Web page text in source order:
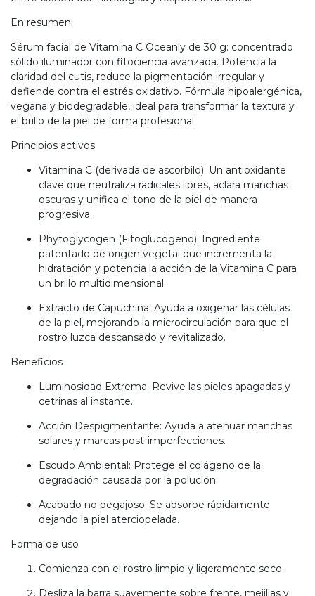
En resumen
Sérum facial de Vitamina C Oceanly de 30 g: concentrado
sólido iluminador con fitociencia avanzada. Potencia la
claridad del cutis, reduce la pigmentación irregular y
defiende contra el estrés oxidativo. Fórmula hipoalergénica,
vegana y biodegradable, ideal para transformar la textura y
el brillo de la piel de forma profesional.
Principios activos
Vitamina C (derivada de ascorbilo): Un antioxidante
clave que neutraliza radicales libres, aclara manchas
oscuras y unifica el tono de la piel de manera
progresiva.
Phytoglycogen (Fitoglucógeno): Ingrediente
patentado de origen vegetal que incrementa la
hidratación y potencia la acción de la Vitamina C para
un brillo multidimensional.
Extracto de Capuchina: Ayuda a oxigenar las células
de la piel, mejorando la microcirculación para que el
rostro luzca descansado y revitalizado.
Beneficios
Luminosidad Extrema: Revive las pieles apagadas y
cetrinas al instante.
Acción Despigmentante: Ayuda a atenuar manchas
solares y marcas post-imperfecciones.
Escudo Ambiental: Protege el colágeno de la
degradación causada por la polución.
Acabado no pegajoso: Se absorbe rápidamente
dejando la piel aterciopelada.
Forma de uso
Comienza con el rostro limpio y ligeramente seco.
Desliza la barra suavemente sobre frente, mejillas y